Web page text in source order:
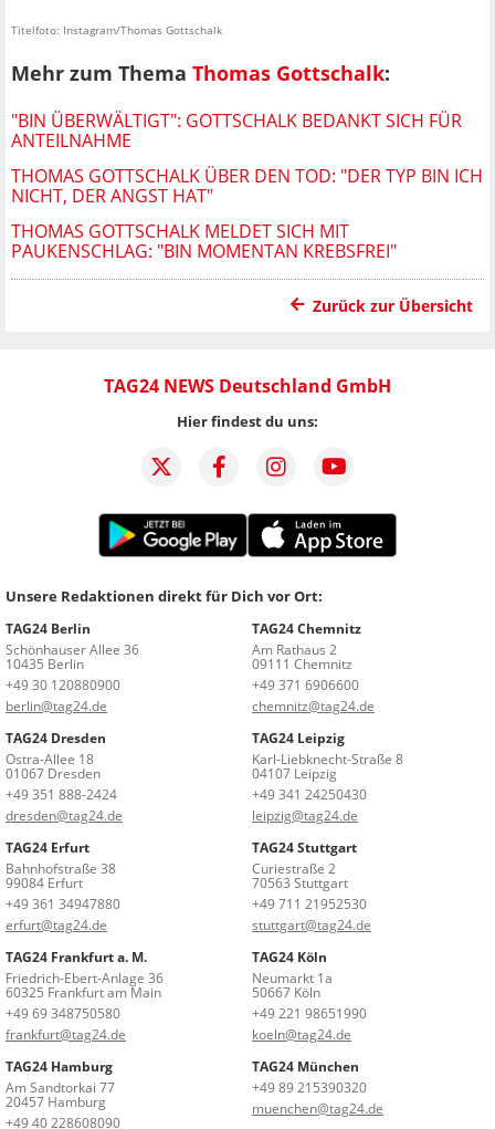
Titelfoto: Instagram/Thomas Gottschalk
Mehr zum Thema Thomas Gottschalk:
"BIN ÜBERWÄLTIGT": GOTTSCHALK BEDANKT SICH FÜR
ANTEILNAHME
THOMAS GOTTSCHALK ÜBER DEN TOD: "DER TYP BIN ICH
NICHT, DER ANGST HAT"
THOMAS GOTTSCHALK MELDET SICH MIT
PAUKENSCHLAG: "BIN MOMENTAN KREBSFREI"
Zurück zur Übersicht
TAG24 NEWS Deutschland GmbH
Hier findest du uns:
Unsere Redaktionen direkt für Dich vor Ort:
TAG24 Berlin
Schönhauser Allee 36
10435 Berlin
+49 30 120880900
berlin@tag24.de
TAG24 Chemnitz
Am Rathaus 2
09111 Chemnitz
+49 371 6906600
chemnitz@tag24.de
TAG24 Dresden
Ostra-Allee 18
01067 Dresden
+49 351 888-2424
dresden@tag24.de
TAG24 Leipzig
Karl-Liebknecht-Straße 8
04107 Leipzig
+49 341 24250430
leipzig@tag24.de
TAG24 Erfurt
Bahnhofstraße 38
99084 Erfurt
+49 361 34947880
erfurt@tag24.de
TAG24 Stuttgart
Curiestraße 2
70563 Stuttgart
+49 711 21952530
stuttgart@tag24.de
TAG24 Frankfurt a. M.
Friedrich-Ebert-Anlage 36
60325 Frankfurt am Main
+49 69 348750580
frankfurt@tag24.de
TAG24 Köln
Neumarkt 1a
50667 Köln
+49 221 98651990
koeln@tag24.de
TAG24 Hamburg
Am Sandtorkai 77
20457 Hamburg
+49 40 228608090
TAG24 München
+49 89 215390320
muenchen@tag24.de